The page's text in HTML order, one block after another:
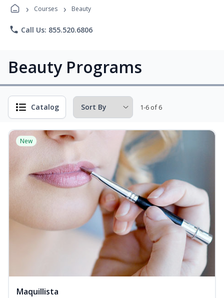
› Courses › Beauty
phone Call Us: 855.520.6806
Beauty Programs
Catalog 1-6 of 6
New
Maquillista